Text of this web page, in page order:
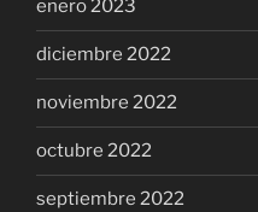
enero 2023
diciembre 2022
noviembre 2022
octubre 2022
septiembre 2022